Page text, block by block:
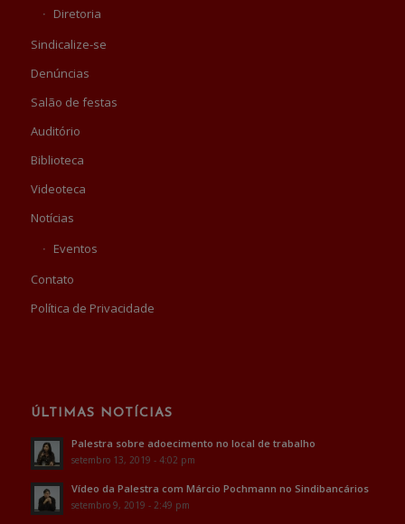
Diretoria
Sindicalize-se
Denúncias
Salão de festas
Auditório
Biblioteca
Videoteca
Notícias
Eventos
Contato
Política de Privacidade
ÚLTIMAS NOTÍCIAS
Palestra sobre adoecimento no local de trabalho
setembro 13, 2019 - 4:02 pm
Vídeo da Palestra com Márcio Pochmann no Sindibancários
setembro 9, 2019 - 2:49 pm